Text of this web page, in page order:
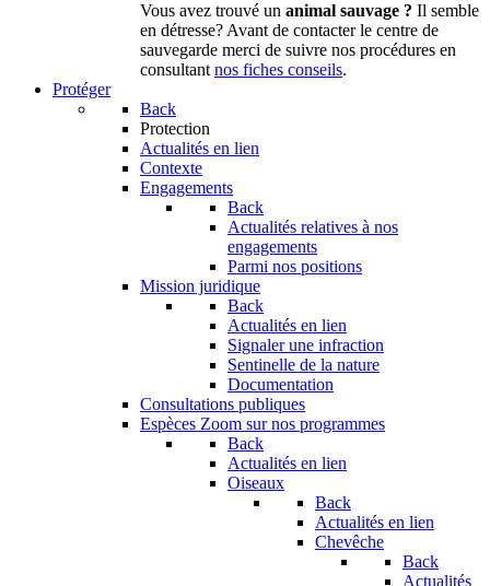
Vous avez trouvé un animal sauvage ? Il semble
en détresse? Avant de contacter le centre de
sauvegarde merci de suivre nos procédures en
consultantnos fiches conseils.
Protéger
Back
Protection
Actualités en lien
Contexte
Engagements
Back
Actualités relatives à nos
engagements
Parmi nos positions
Mission juridique
Back
Actualités en lien
Signaler une infraction
Sentinelle de la nature
Documentation
Consultations publiques
Espèces Zoom sur nos programmes
Back
Actualités en lien
Oiseaux
Back
Actualités en lien
Chevêche
Back
Actualités